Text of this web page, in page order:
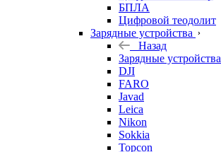
БПЛА
Цифровой теодолит
Зарядные устройства
Назад
Зарядные устройства
DJI
FARO
Javad
Leica
Nikon
Sokkia
Topcon